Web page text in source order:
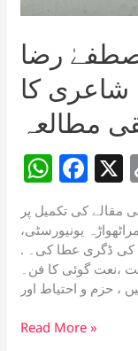
رضا
شاعری کا
مطالعہ
W
h
at
s
A
p
F
a
c
e
b
o
o
کی تکمیل پر
یونیورسٹی،
ڈی کی ڈگری عطا کی۔ .
،نعت گوئی کا فن۔
، حزم و احتیاط اور
مفتیء
Read More »